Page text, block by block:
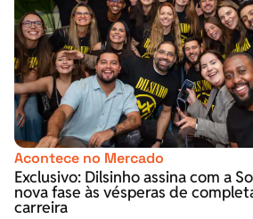
Acontece no Mercado
Exclusivo: Dilsinho assina com a
nova fase às vésperas de
carreira